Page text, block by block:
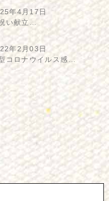
年4月17日
い献立…
年2月03日
コロナウイルス感…